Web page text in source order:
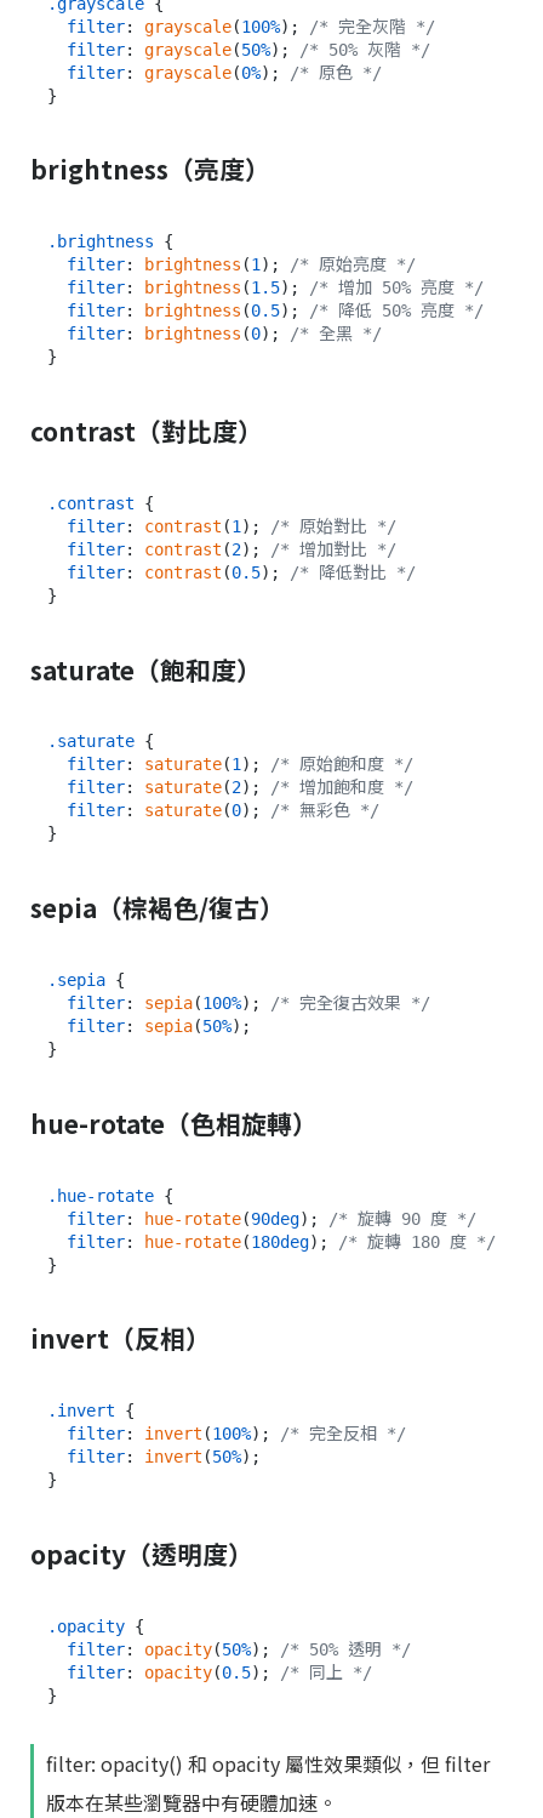
filter: grayscale(100%);
/* 完全灰階 */
filter: grayscale(50%);
/* 50% 灰階 */
filter: grayscale(0%);
/* 原色 */
brightness（亮度）
.brightness {
filter: brightness (1 );
/* 原始亮度 */
filter: brightness (1.5);
/* 增加 50% 亮度 */
filter: brightness (0.5);
/* 降低 50% 亮度 */
filter: brightness (0);
/* 全黑 */
contrast（對比度）
.contrast {
filter: contrast (1 );
/* 原始對比 */
filter: contrast (2);
/* 增加對比 */
filter: contrast (0.5);
/* 降低對比 */
saturate（飽和度）
.saturate {
filter: saturate(1); /* 原始飽和度 */
filter: saturate(2); /* 增加飽和度 */
filter: saturate(0); /* 無彩色 */
sepia（棕褐色/復古）
.sepia {
filter: sepia(100%);
/* 完全復古效果 */
filter: sepia(50%);
hue-rotate（色相旋轉）
.hue-rotate {
filter: hue-rotate(90deg);
/* 旋轉 90 度 */
filter: hue-rotate(180deg);
/* 旋轉 180 度 */
invert（反相）
.invert {
filter: invert (100%);
/* 完全反相 */
filter: invert (50%);
opacity（透明度）
.opacity {
filter: opacity(50%);
/* 50% 透明 */
filter: opacity(0.5);
/* 同上 */
filter: opacity() 和 opacity 屬性效果類似，但 filter
版本在某些瀏覽器中有硬體加速。